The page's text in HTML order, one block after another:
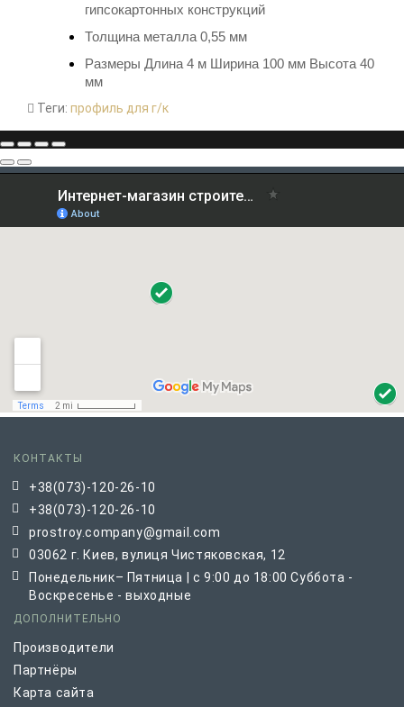
гипсокартонных конструкций
Толщина металла 0,55 мм
Размеры Длина 4 м Ширина 100 мм Высота 40
мм
Теги: профиль для г/к
КОНТАКТЫ
+38(073)-120-26-10
+38(073)-120-26-10
prostroy.company@gmail.com
03062 г. Киев, вулиця Чистяковская, 12
Понедельник– Пятница | с 9:00 до 18:00 Суббота -
Воскресенье - выходные
ДОПОЛНИТЕЛЬНО
Производители
Партнёры
Карта сайта